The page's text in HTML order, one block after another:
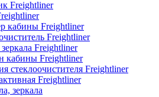
Freightliner
кабины Freightliner
Freightliner
Freightliner
кабины Freightliner
стеклоочистителя Freightliner
Freightliner
зеркала